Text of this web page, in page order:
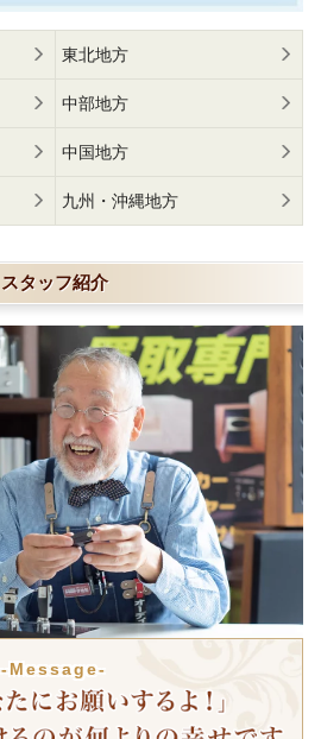
東北地方
中部地方
中国地方
九州・沖縄地方
スタッフ紹介
-Message-